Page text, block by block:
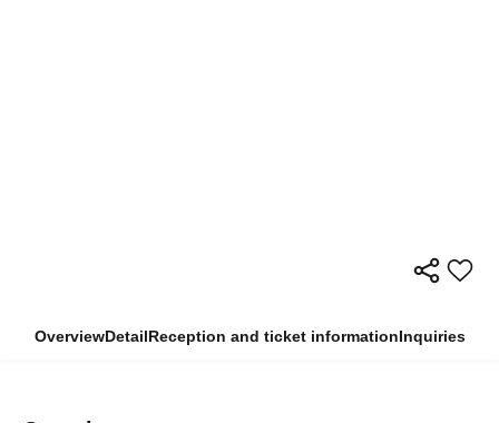
OverviewDetailReception and ticket informationInquiries